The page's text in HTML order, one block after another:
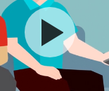
Ver el video